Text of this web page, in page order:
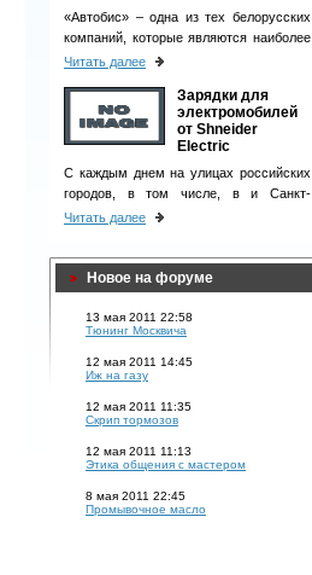
«Автобис» – одна из тех белорусских
компаний, которые являются наиболее
ответственными деловыми партнерами
доверия у клиентов.
Читать далее
Зарядки для
электромобилей
от Shneider
Electric
С каждым днем на улицах российских
городов, в том числе, в и Санкт-
Петербурге, появляется все больше
Читать далее
Новое на форуме
13 мая 2011 22:58
Тюнинг Москвича
12 мая 2011 14:45
Иж на газу
12 мая 2011 11:35
Скрип тормозов
12 мая 2011 11:13
Этика общения с мастером
8 мая 2011 22:45
Промывочное масло